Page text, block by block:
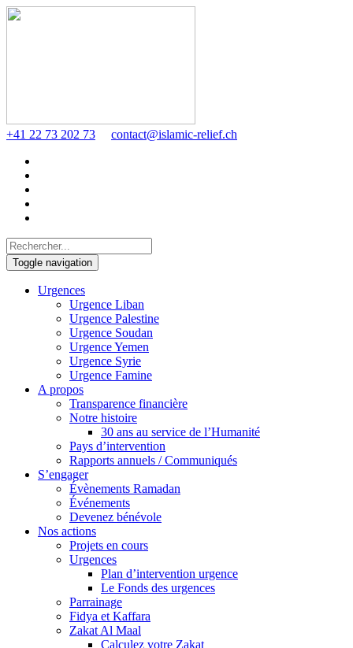
+41 22 73 202 73 contact@islamic-relief.ch
Toggle navigation
Urgences
Urgence Liban
Urgence Palestine
Urgence Soudan
Urgence Yemen
Urgence Syrie
Urgence Famine
A propos
Transparence financière
Notre histoire
30 ans au service de l’Humanité
Pays d’intervention
Rapports annuels / Communiqués
S’engager
Évènements Ramadan
Événements
Devenez bénévole
Nos actions
Projets en cours
Urgences
Plan d’intervention urgence
Le Fonds des urgences
Parrainage
Fidya et Kaffara
Zakat Al Maal
Calculez votre Zakat